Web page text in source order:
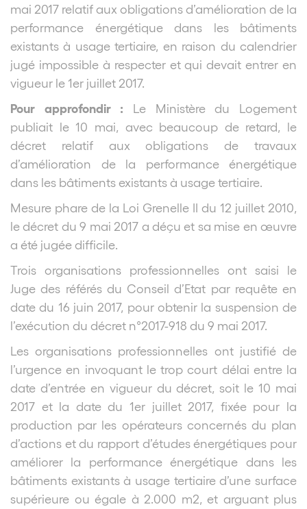
mai 2017 relatif aux obligations d’amélioration de la
performance énergétique dans les bâtiments
existants à usage tertiaire, en raison du calendrier
jugé impossible à respecter et qui devait entrer en
vigueur le 1er juillet 2017.
Pour approfondir : Le Ministère du Logement
publiait le 10 mai, avec beaucoup de retard, le
décret relatif aux obligations de travaux
d’amélioration de la performance énergétique
dans les bâtiments existants à usage tertiaire.
Mesure phare de la Loi Grenelle II du 12 juillet 2010,
le décret du 9 mai 2017 a déçu et sa mise en œuvre
a été jugée difficile.
Trois organisations professionnelles ont saisi le
Juge des référés du Conseil d’Etat par requête en
date du 16 juin 2017, pour obtenir la suspension de
l’exécution du décret n°2017-918 du 9 mai 2017.
Les organisations professionnelles ont justifié de
l’urgence en invoquant le trop court délai entre la
date d’entrée en vigueur du décret, soit le 10 mai
2017 et la date du 1er juillet 2017, fixée pour la
production par les opérateurs concernés du plan
d’actions et du rapport d’études énergétiques pour
améliorer la performance énergétique dans les
bâtiments existants à usage tertiaire d’une surface
supérieure ou égale à 2.000 m2, et arguant plus